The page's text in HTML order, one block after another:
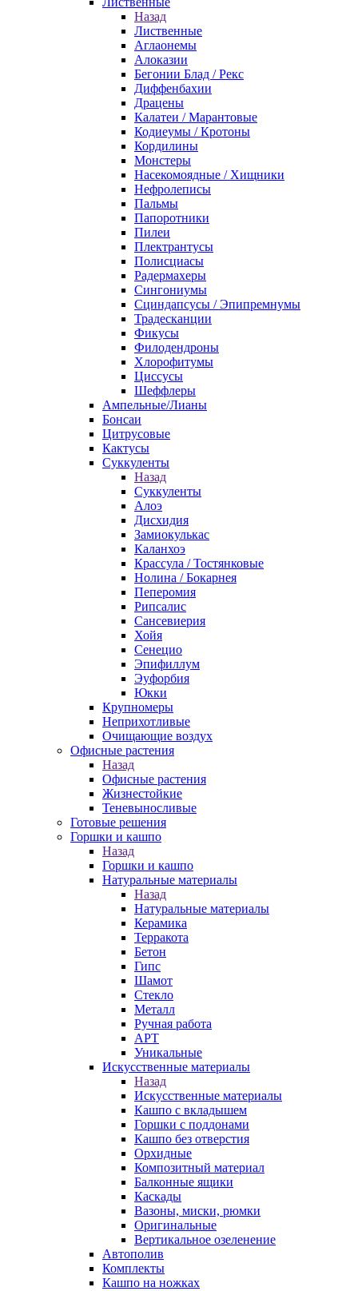
Назад
Лиственные
Аглаонемы
Алоказии
Бегонии Блад / Рекс
Диффенбахии
Драцены
Калатеи / Марантовые
Кодиеумы / Кротоны
Кордилины
Монстеры
Насекомоядные / Хищники
Нефролеписы
Пальмы
Папоротники
Пилеи
Плектрантусы
Полисциасы
Радермахеры
Сингониумы
Сциндапсусы / Эпипремнумы
Традесканции
Фикусы
Филодендроны
Хлорофитумы
Циссусы
Шеффлеры
Ампельные/Лианы
Бонсаи
Цитрусовые
Кактусы
Суккуленты
Назад
Суккуленты
Алоэ
Дисхидия
Замиокулькас
Каланхоэ
Крассула / Тостянковые
Нолина / Бокарнея
Пеперомия
Рипсалис
Сансевиерия
Хойя
Сенецио
Эпифиллум
Эуфорбия
Юкки
Крупномеры
Неприхотливые
Очищающие воздух
Офисные растения
Назад
Офисные растения
Жизнестойкие
Теневыносливые
Готовые решения
Горшки и кашпо
Назад
Горшки и кашпо
Натуральные материалы
Назад
Натуральные материалы
Керамика
Терракота
Бетон
Гипс
Шамот
Стекло
Металл
Ручная работа
АРТ
Уникальные
Искусственные материалы
Назад
Искусственные материалы
Кашпо с вкладышем
Горшки с поддонами
Кашпо без отверстия
Орхидные
Композитный материал
Балконные ящики
Каскады
Вазоны, миски, рюмки
Оригинальные
Вертикальное озеленение
Автополив
Комплекты
Кашпо на ножках